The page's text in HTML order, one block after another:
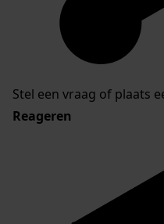
Stel een vraag of plaats
Reageren